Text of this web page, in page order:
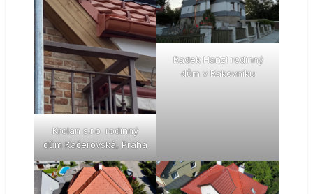
Krolan s.r.o. rodinný
dům Kačerovská, Praha
Radek Hanzl rodinný
dům v Rakovníku